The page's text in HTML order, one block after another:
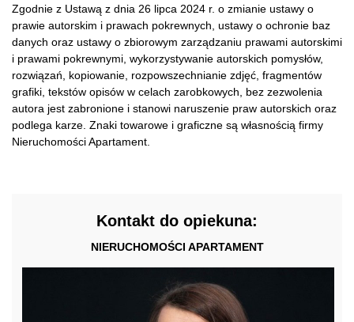
Zgodnie z Ustawą z dnia 26 lipca 2024 r. o zmianie ustawy o
prawie autorskim i prawach pokrewnych, ustawy o ochronie baz
danych oraz ustawy o zbiorowym zarządzaniu prawami autorskimi
i prawami pokrewnymi, wykorzystywanie autorskich pomysłów,
rozwiązań, kopiowanie, rozpowszechnianie zdjęć, fragmentów
grafiki, tekstów opisów w celach zarobkowych, bez zezwolenia
autora jest zabronione i stanowi naruszenie praw autorskich oraz
podlega karze. Znaki towarowe i graficzne są własnością firmy
Nieruchomości Apartament.
Kontakt do opiekuna:
NIERUCHOMOŚCI APARTAMENT